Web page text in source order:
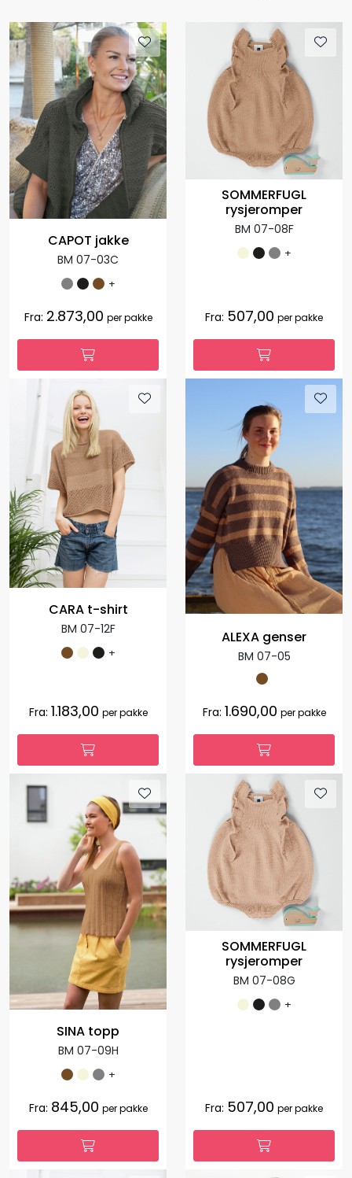
CAPOT jakke
BM 07-03C
+
Fra: 2.873,00 per pakke
SOMMERFUGL
rysjeromper
BM 07-08F
+
Fra: 507,00 per pakke
CARA t-shirt
BM 07-12F
+
Fra: 1.183,00 per pakke
ALEXA genser
BM 07-05
Fra: 1.690,00 per pakke
SINA topp
BM 07-09H
+
Fra: 845,00 per pakke
SOMMERFUGL
rysjeromper
BM 07-08G
+
Fra: 507,00 per pakke